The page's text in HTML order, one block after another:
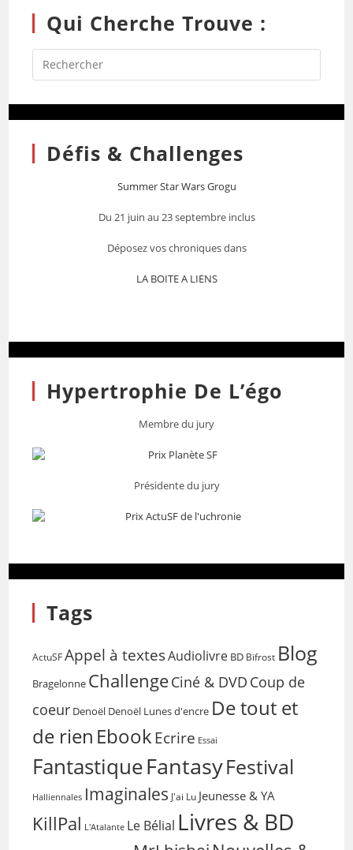
Qui Cherche Trouve :
Défis & Challenges
Summer Star Wars Grogu
Du 21 juin au 23 septembre inclus
Déposez vos chroniques dans
LA BOITE A LIENS
Hypertrophie De L’égo
Membre du jury
Présidente du jury
Tags
ActuSF Appel à textesAudiolivre BD Bifrost Blog
Bragelonne ChallengeCiné & DVD Coup de
coeur Denoël Denoël Lunes d'encre De tout et
de rien EbookEcrire Essai
FantastiqueFantasyFestival
Halliennales Imaginales J'ai Lu Jeunesse & YA
KillPal L'Atalante Le Bélial Livres & BD